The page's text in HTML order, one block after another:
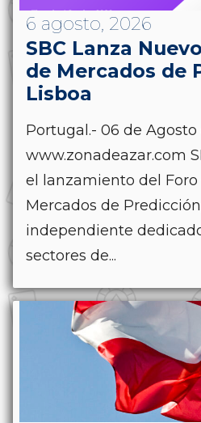
6 agosto, 2026
SBC Lanza
de Mercados de
Lisboa
Portugal.- 06 de Agosto
www.zonadeazar.com
el lanzamiento del Foro
Mercados de
independiente
sectores de...